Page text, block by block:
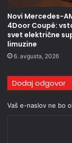
Novi Mercedes-
4Door Coupé:
svet električne
limuzine
6. avgusta, 2026
Dodaj odgovor
Vaš e-naslov ne bo